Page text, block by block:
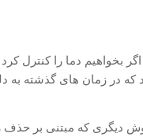
دما را کنترل کرد
که در زمان های گذشته
روش دیگری که مبتنی بر